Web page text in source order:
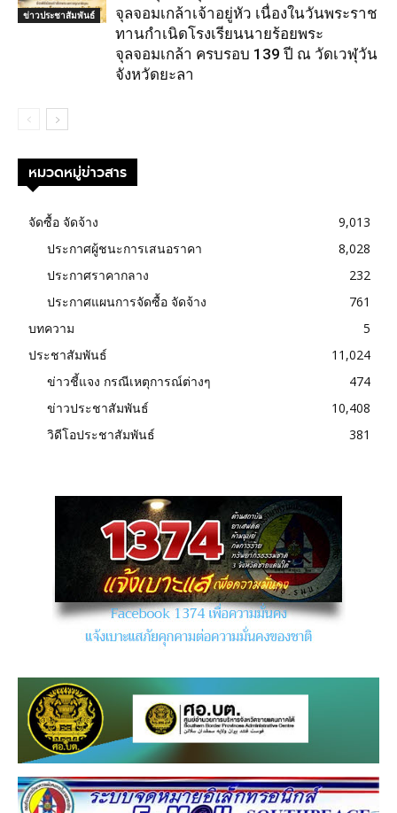
ข่าวประชาสัมพันธ์
จุลจอมเกล้าเจ้าอยู่หัว เนื่องในวันพระราช
ทานกำเนิดโรงเรียนนายร้อยพระ
จุลจอมเกล้า ครบรอบ 139 ปี ณ วัดเวฬุวัน
จังหวัดยะลา
หมวดหมู่ข่าวสาร
จัดซื้อ จัดจ้าง
9,013
ประกาศผู้ชนะการเสนอราคา
8,028
ประกาศราคากลาง
232
ประกาศแผนการจัดซื้อ จัดจ้าง
761
บทความ
5
ประชาสัมพันธ์
11,024
ข่าวชี้แจง กรณีเหตุการณ์ต่างๆ
474
ข่าวประชาสัมพันธ์
10,408
วิดีโอประชาสัมพันธ์
381